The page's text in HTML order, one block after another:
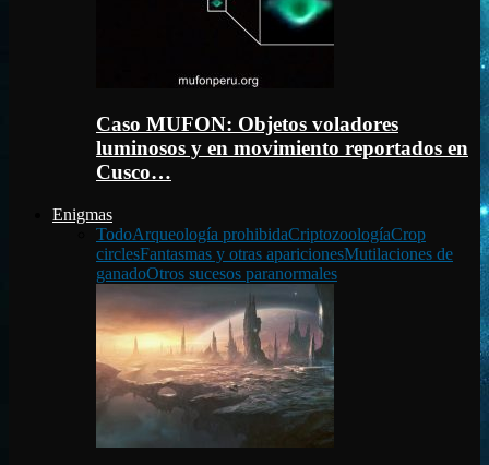
Caso MUFON: Objetos voladores
luminosos y en movimiento reportados en
Cusco…
Enigmas
TodoArqueología prohibidaCriptozoologíaCrop
circlesFantasmas y otras aparicionesMutilaciones de
ganadoOtros sucesos paranormales